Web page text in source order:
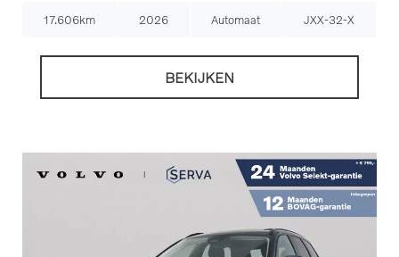
17.606km 2026 Automaat JXX-32-X
BEKIJKEN